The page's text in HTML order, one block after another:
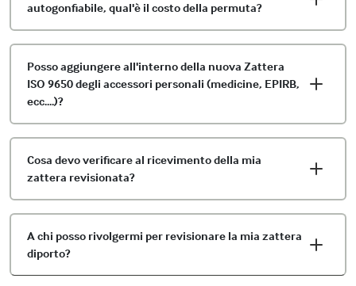
autogonfiabile, qual'è il costo della permuta?
Posso aggiungere all'interno della nuova Zattera
ISO 9650 degli accessori personali (medicine, EPIRB,
ecc....)?
Cosa devo verificare al ricevimento della mia
zattera revisionata?
A chi posso rivolgermi per revisionare la mia zattera
diporto?